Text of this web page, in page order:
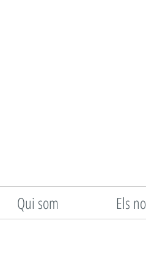
Qui som Els